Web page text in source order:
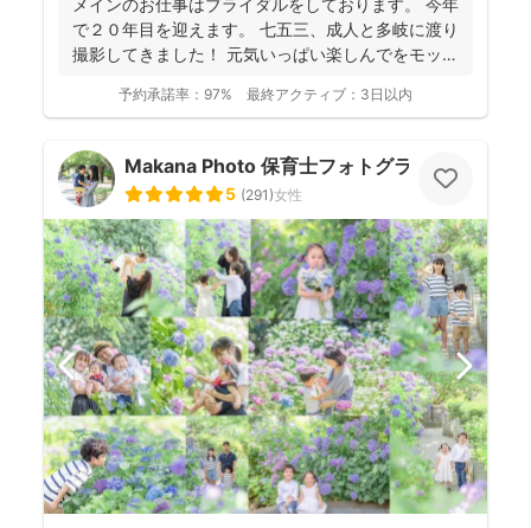
で２０年目を迎えます。 七五三、成人と多岐に渡り
撮影してきました！ 元気いっぱい楽しんでをモット
予約承諾率： 97% 最終アクティブ： 3日以内
Makana Photo 保育士フォトグラファー
5 (291)女性